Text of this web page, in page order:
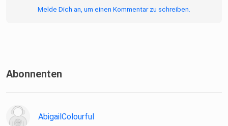
Melde Dich an, um einen Kommentar zu schreiben.
Abonnenten
AbigailColourful